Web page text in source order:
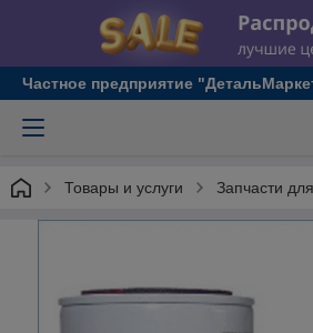
Частное предприятие
Товары и услуги Запчасти